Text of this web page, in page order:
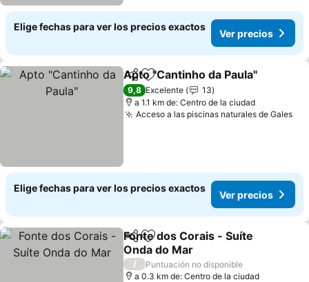
Elige fechas para ver los precios exactos
Ver precios
CompartirAgregar a favoritos
Apto "Cantinho da Paula"
9,8 Excelente
13
a 1.1 km de: Centro de la ciudad
Acceso a las piscinas naturales de Gales
Elige fechas para ver los precios exactos
Ver precios
CompartirAgregar a favoritos
Fonte dos Corais - Suíte
Onda do Mar
/
Puntuación no disponible
a 0.3 km de: Centro de la ciudad